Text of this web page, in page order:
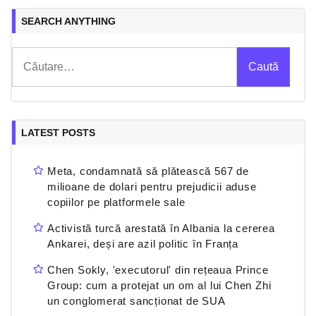
SEARCH ANYTHING
după:
LATEST POSTS
Meta, condamnată să plătească 567 de
milioane de dolari pentru prejudicii aduse
copiilor pe platformele sale
Activistă turcă arestată în Albania la cererea
Ankarei, deși are azil politic în Franța
Chen Sokly, 'executorul' din rețeaua Prince
Group: cum a protejat un om al lui Chen Zhi
un conglomerat sancționat de SUA